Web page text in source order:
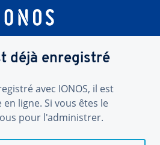
déjà enregistré
avec IONOS, il est
ligne. Si vous êtes le
pour l'administrer.